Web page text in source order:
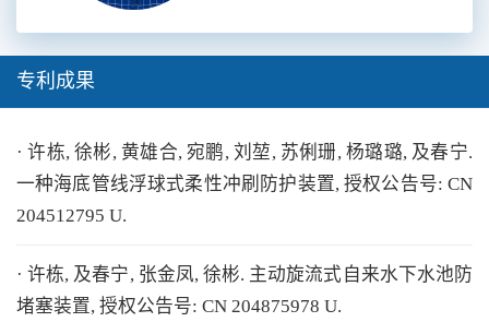
专利成果
· 许栋, 徐彬, 黄雄合, 宛鹏, 刘堃, 苏俐珊, 杨璐璐, 及春宁.
一种海底管线浮球式柔性冲刷防护装置, 授权公告号: CN
204512795 U.
· 许栋, 及春宁, 张金凤, 徐彬. 主动旋流式自来水下水池防
堵塞装置, 授权公告号: CN 204875978 U.